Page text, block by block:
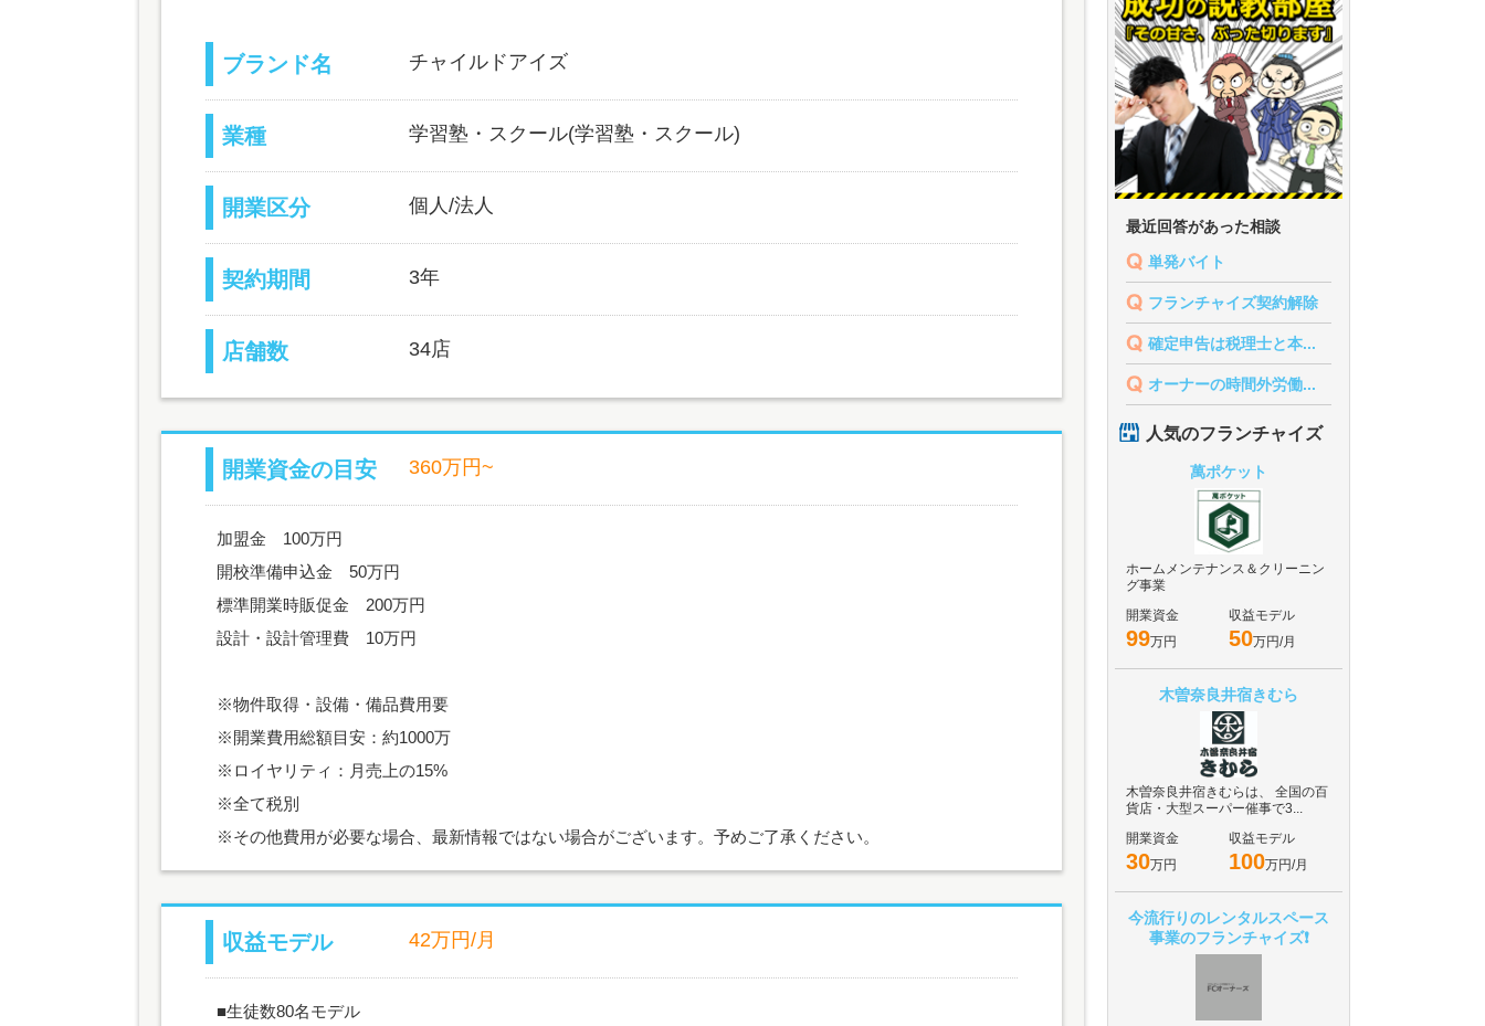
最近回答があった相談
単発バイト
フランチャイズ契約解除
確定申告は税理士と本...
オーナーの時間外労働...
人気のフランチャイズ
萬ポケット
ホームメンテナンス＆クリーニン
グ事業
開業資金
99万円
収益モデル
50万円/月
木曽奈良井宿きむら
木曽奈良井宿きむらは、 全国の百
貨店・大型スーパー催事で3...
開業資金
30万円
収益モデル
100万円/月
今流行りのレンタルスペース
事業のフランチャイズ❗️
ブランド名 チャイルドアイズ
業種 学習塾・スクール(学習塾・スクール)
開業区分 個人/法人
契約期間 3年
店舗数 34店
開業資金の目安 360万円~
加盟金 100万円
開校準備申込金 50万円
標準開業時販促金 200万円
設計・設計管理費 10万円
※物件取得・設備・備品費用要
※開業費用総額目安：約1000万
※ロイヤリティ：月売上の15%
※全て税別
※その他費用が必要な場合、最新情報ではない場合がございます。予めご了承ください。
収益モデル 42万円/月
■生徒数80名モデル